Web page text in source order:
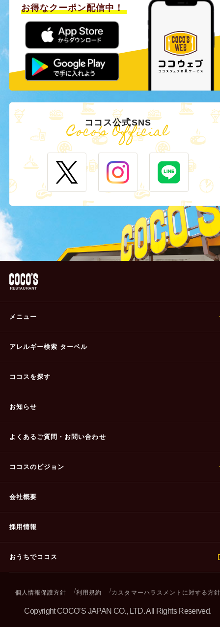
お得なクーポン配信中！
ココス公式SNS
Coco’s Official
メニュー
アレルギー検索 ターベル
ココスを探す
お知らせ
よくあるご質問・ お問い合わせ
ココスのビジョン
会社概要
採用情報
おうちでココス
個人情報保護方針 利用規約 カスタマーハラスメントに対する方針
Copyright COCO’S JAPAN CO., LTD. All Rights Reserved.